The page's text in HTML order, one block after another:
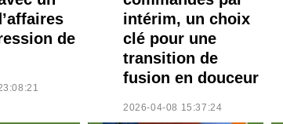
de
intérim, un choix
clé pour une
transition de
fusion en douceur
2026-04-08 15:37:24